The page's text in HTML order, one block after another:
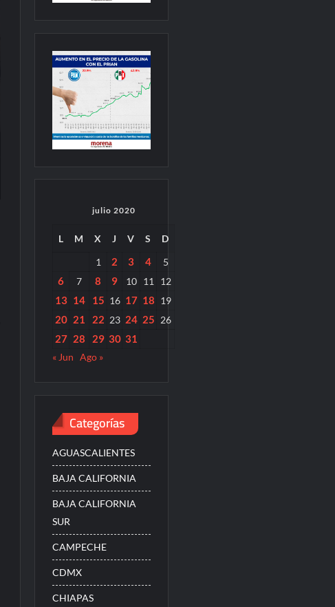
julio 2020
L M X J V S
D
1
2 3 4 5
6 7 8 9 10 11 12
13 14 15 16 17 18 19
20 21 22 23 24 25 26
27 28 29 30 31
« Jun Ago »
Categorías
AGUASCALIENTES
BAJA CALIFORNIA
BAJA CALIFORNIA
SUR
CAMPECHE
CDMX
CHIAPAS